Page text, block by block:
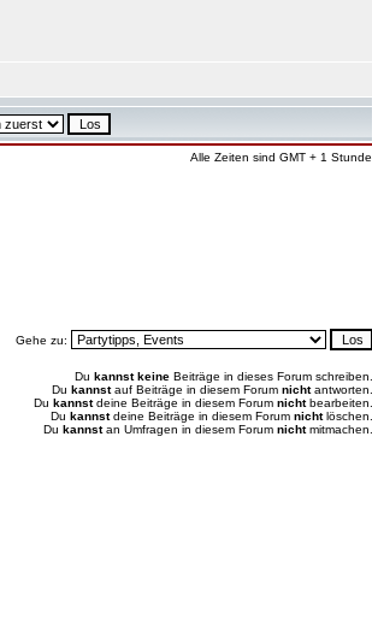
Alle Zeiten sind GMT + 1 Stunde
Gehe zu:
Du kannst keine Beiträge in dieses Forum schreiben.
Du kannstauf Beiträge in diesem Forum nichtantworten.
Du kannstdeine Beiträge in diesem Forum nichtbearbeiten.
Du kannstdeine Beiträge in diesem Forum nichtlöschen.
Du kannstan Umfragen in diesem Forum nichtmitmachen.